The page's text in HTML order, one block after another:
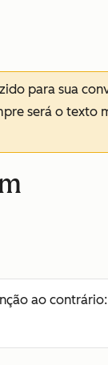
para sua
será o texto
ao contrário: